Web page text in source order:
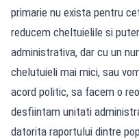
primarie nu exista pentru
reducem cheltuielile si
administrativa, dar cu un
chelutuieli mai mici, sau
acord politic, sa facem o
desfiintam unitati
datorita raportului dintre